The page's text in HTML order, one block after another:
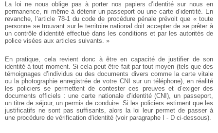
La loi ne nous oblige pas à porter nos papiers d’identité sur nous en
permanence, ni même à détenir un passeport ou une carte d’identité. En
revanche, l’article 78-1 du code de procédure pénale prévoit que « toute
personne se trouvant sur le territoire national doit accepter de se prêter à
un contrôle d’identité effectué dans les conditions et par les autorités de
police visées aux articles suivants. »
En pratique, cela revient donc à être en capacité de justifier de son
identité à tout moment. Si cela peut être fait par tout moyen (tels que des
témoignages d’individus ou des documents divers comme la carte vitale
ou la photographie enregistrée de votre CNI sur un téléphone), en réalité
les policiers se permettent de contester ces preuves et d’exiger des
documents officiels : une carte nationale d’identité (CNI), un passeport,
un titre de séjour, un permis de conduire. Si les policiers estiment que les
justificatifs ne sont pas suffisants, alors la loi leur permet de passer à
une procédure de vérification d’identité (voir paragraphe I - D ci-dessous).